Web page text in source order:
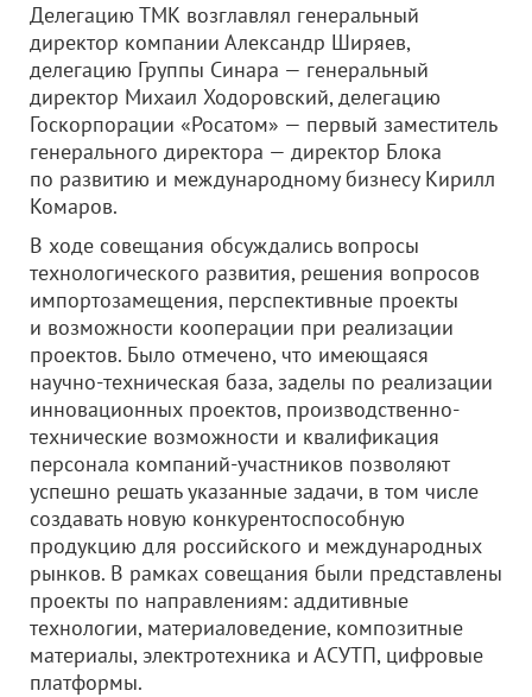
Делегацию ТМК возглавлял генеральный
директор компании Александр Ширяев,
делегацию Группы Синара — генеральный
директор Михаил Ходоровский, делегацию
Госкорпорации «Росатом» — первый заместитель
генерального директора — директор Блока
по развитию и международному бизнесу Кирилл
Комаров.
В ходе совещания обсуждались вопросы
технологического развития, решения вопросов
импортозамещения, перспективные проекты
и возможности кооперации при реализации
проектов. Было отмечено, что имеющаяся
научно-техническая база, заделы по реализации
инновационных проектов, производственно-
технические возможности и квалификация
персонала компаний-участников позволяют
успешно решать указанные задачи, в том числе
создавать новую конкурентоспособную
продукцию для российского и международных
рынков. В рамках совещания были представлены
проекты по направлениям: аддитивные
технологии, материаловедение, композитные
материалы, электротехника и АСУТП, цифровые
платформы.